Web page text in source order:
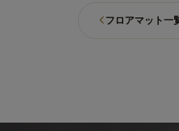
フロアマット一